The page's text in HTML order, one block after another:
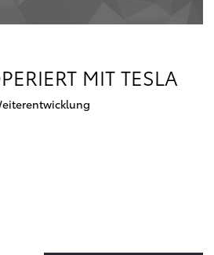
MIT TESLA